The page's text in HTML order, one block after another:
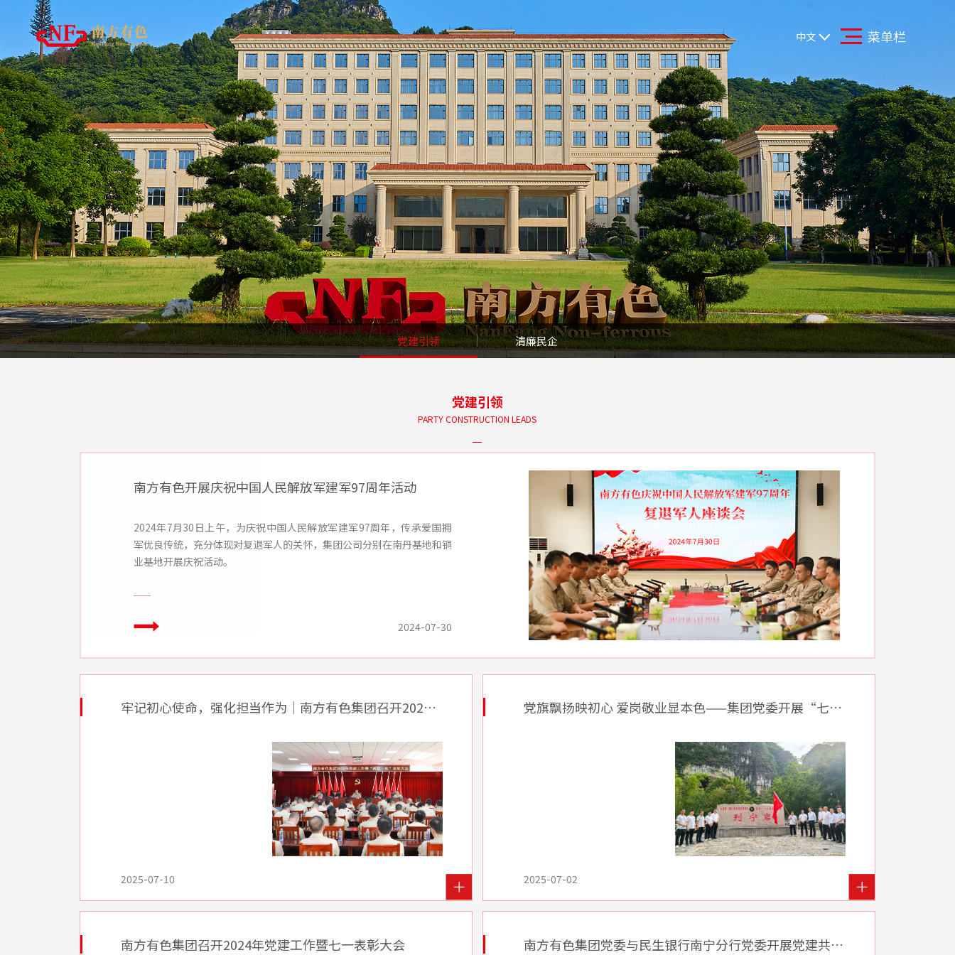
中文 菜单栏
党建引领 清廉民企
党建引领
PARTY CONSTRUCTION LEADS
南方有色开展庆祝中国人民解放军建军97周年活动
2024年7月30日上午，为庆祝中国人民解放军建军97周年，传承爱国拥
军优良传统，充分体现对复退军人的关怀，集团公司分别在南丹基地和铜
业基地开展庆祝活动。
2024-07-30
牢记初心使命，强化担当作为｜南方有色集团召开2025年党建工作暨“两优一先”表彰大会
2025-07-10
党旗飘扬映初心 爱岗敬业显本色——集团党委开展“七一”主题党日活动
2025-07-02
南方有色集团召开2024年党建工作暨七一表彰大会 南方有色集团党委与民生银行南宁分行党委开展党建共建活动